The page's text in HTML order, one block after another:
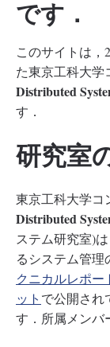
です．
このサイトは，
た東京工科大学
Distributed
す．
研究室
東京工科大学コ
Distributed
ステム研究室)
るシステム管
クニカルレポー
ット で公開され
す．所属メンバ